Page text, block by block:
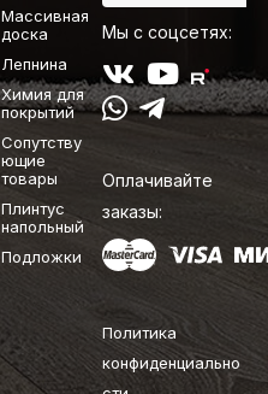
Массивная
доска
Лепнина
Химия для
покрытий
Сопутству
ющие
товары
Плинтус
напольный
Подложки
Мы с соцсетях:
Оплачивайте
заказы:
Политика
конфиденциально